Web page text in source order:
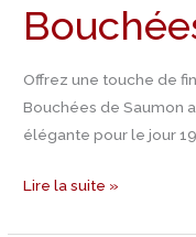
Offrez une touche de
Bouchées de Saumon
élégante pour le jour
Recette
Bouchées
au
saumon
Lire la suite »